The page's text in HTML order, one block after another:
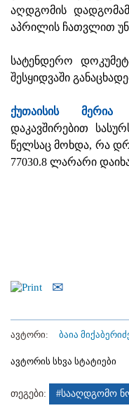
აღდგომის
აპრილის ჩათვლით
სატენდერო
შესყიდვაში
ქუთაისის მერია
დაკავშირებით
წელსაც მოხდა, რა
77030.8 ლარარი
ავტორი: ბაია
ავტორის სხვა სტატიები
თეგები: #სააღდგომო